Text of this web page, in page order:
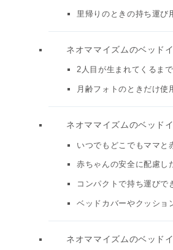
里帰りのときの持ち運び
ネオママイズムのベッド
2人目が生まれてくるま
月齢フォトのときだけ使
ネオママイズムのベッド
いつでもどこでもママと
赤ちゃんの安全に配慮し
コンパクトで持ち運びで
ベッドカバーやクッショ
ネオママイズムのベッド